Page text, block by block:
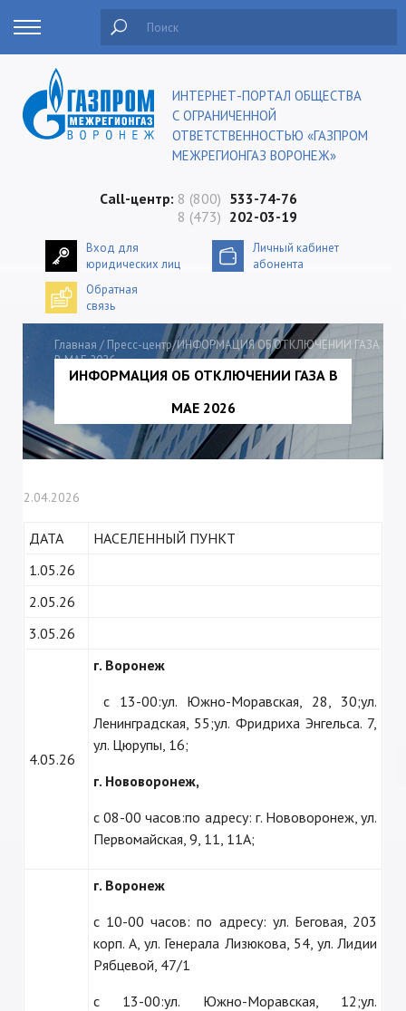
ИНТЕРНЕТ-ПОРТАЛ ОБЩЕСТВА
С ОГРАНИЧЕННОЙ
ОТВЕТСТВЕННОСТЬЮ «ГАЗПРОМ
МЕЖРЕГИОНГАЗ ВОРОНЕЖ»
Сall-центр: 8 (800) 533-74-76
8 (473) 202-03-19
Вход для
юридических лиц
Личный кабинет
абонента
Обратная
связь
Поиск
Главная / Пресс-центр/ИНФОРМАЦИЯ ОБ ОТКЛЮЧЕНИИ ГАЗА
В МАЕ 2026
ИНФОРМАЦИЯ ОБ ОТКЛЮЧЕНИИ ГАЗА В
МАЕ 2026
2.04.2026
ДАТА
НАСЕЛЕННЫЙ ПУНКТ
1.05.26
2.05.26
3.05.26
4.05.26
г. Воронеж
с 13-00:ул. Южно-Моравская, 28, 30;ул.
Ленинградская, 55;ул. Фридриха Энгельса. 7,
ул. Цюрупы, 16;
г. Нововоронеж,
с 08-00 часов:по адресу: г. Нововоронеж, ул.
Первомайская, 9, 11, 11А;
г. Воронеж
с 10-00 часов: по адресу: ул. Беговая, 203
корп. А, ул. Генерала Лизюкова, 54, ул. Лидии
Рябцевой, 47/1
с 13-00:ул. Южно-Моравская, 12;ул.